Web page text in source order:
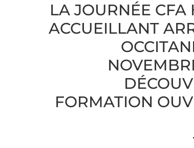
LA JOURNÉE CFA
ACCUEILLANT
FORMATION